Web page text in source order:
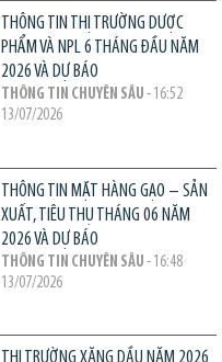
THÔNG TIN THỊ TRƯỜNG DƯỢC
PHẨM VÀ NPL 6 THÁNG ĐẦU NĂM
2026 VÀ DỰ BÁO
THÔNG TIN CHUYÊN SÂU - 16:52
13/07/2026
THÔNG TIN MẶT HÀNG GẠO – SẢN
XUẤT, TIÊU THỤ THÁNG 06 NĂM
2026 VÀ DỰ BÁO
THÔNG TIN CHUYÊN SÂU - 16:48
13/07/2026
THỊ TRƯỜNG XĂNG DẦU NĂM 2026